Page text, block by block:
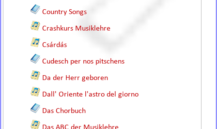
Country Songs
Crashkurs Musiklehre
Csárdás
Cudesch per nos pitschens
Da der Herr geboren
Dall' Oriente l'astro del giorno
Das Chorbuch